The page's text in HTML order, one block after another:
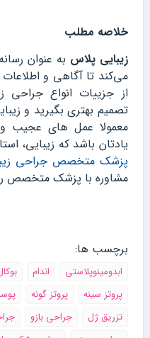
خلاصه مطلب
زیبایی پلاس به عنوان
می‌کند تا آگاهی و اطلاعات
از جزییات انواع
تصمیم بهتری بگیرید و
معمولا عمل های عجیب
یادتان باشد که زیبایی،
پزشک متخصص جراحی
مشاوره با پزشک متخصص را
برچسب ها:
ابدومینوپلاستی اندام
پروتز سینه
پروتز گونه
تزریق ژل
جراحی بازو